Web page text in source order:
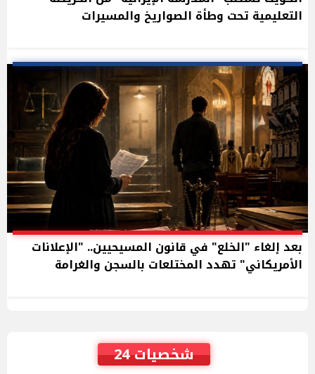
التعليمية تحت وطأة الصواريخ والمسيرات
بعد إلغاء "الخلع" في قانون المسيحيين.. "الإعلانات
الأمريكاني" تهدد المختلعات بالسجن والغرامة
شخصيات 24